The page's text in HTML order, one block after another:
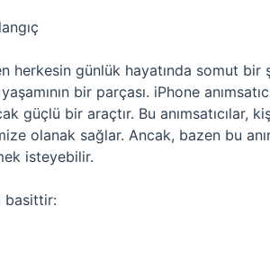
herkesin günlük hayatında somut bir
bir parçası. iPhone
güçlü bir araçtır. Bu anımsatıcılar,
olanak sağlar. Ancak, bazen bu
isteyebilir.
basittir: